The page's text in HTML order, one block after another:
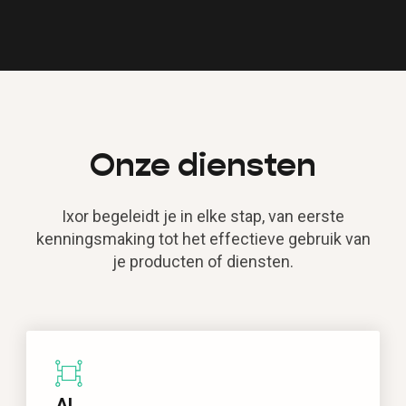
Onze diensten
Ixor begeleidt je in elke stap, van eerste
kenningsmaking tot het effectieve gebruik van
je producten of diensten.